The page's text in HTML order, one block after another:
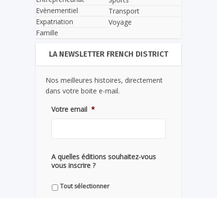
Evènementiel
Expatriation
Famille
Transport
Voyage
LA NEWSLETTER FRENCH DISTRICT
Nos meilleures histoires, directement
dans votre boite e-mail.
Votre email *
A quelles éditions souhaitez-vous
vous inscrire ?
Tout sélectionner